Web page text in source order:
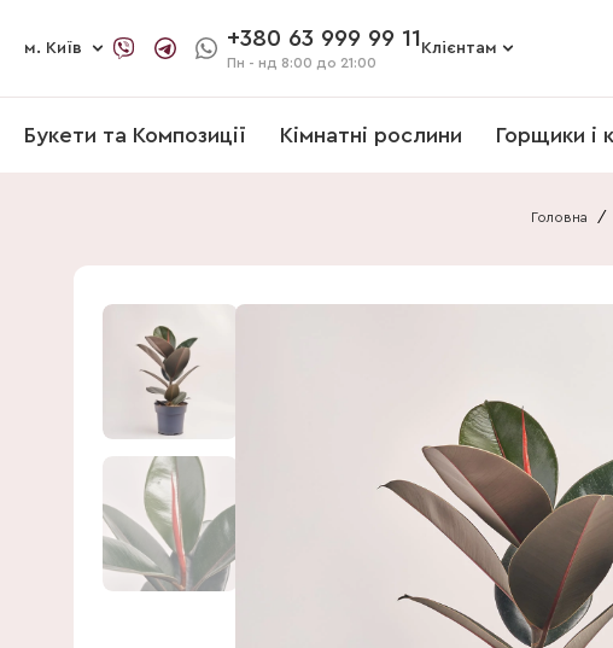
м. Київ +380 63 999 99 11
Пн - нд 8:00 до 21:00
Клієнтам
Букети та Композиції Кімнатні рослини Горщики і
Головна /